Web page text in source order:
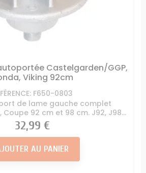
Castelgarden/GGP,
Viking 92cm
F650-0803
de lame gauche complet
92 cm et 98 cm. J92, J98...
Prix
32,99 €
AU PANIER